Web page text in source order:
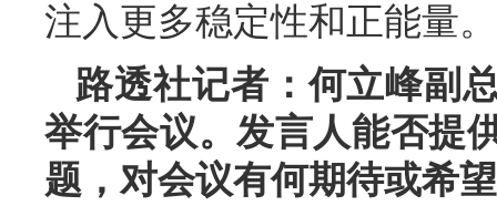
注入更多稳定性和正能量。
路透社记者：何立峰副
举行会议。发言人能否提
题，对会议有何期待或希